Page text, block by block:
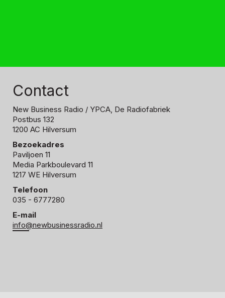
Contact
New Business Radio / YPCA, De Radiofabriek
Postbus 132
1200 AC Hilversum
Bezoekadres
Paviljoen 11
Media Parkboulevard 11
1217 WE Hilversum
Telefoon
035 - 6777280
E-mail
info@newbusinessradio.nl